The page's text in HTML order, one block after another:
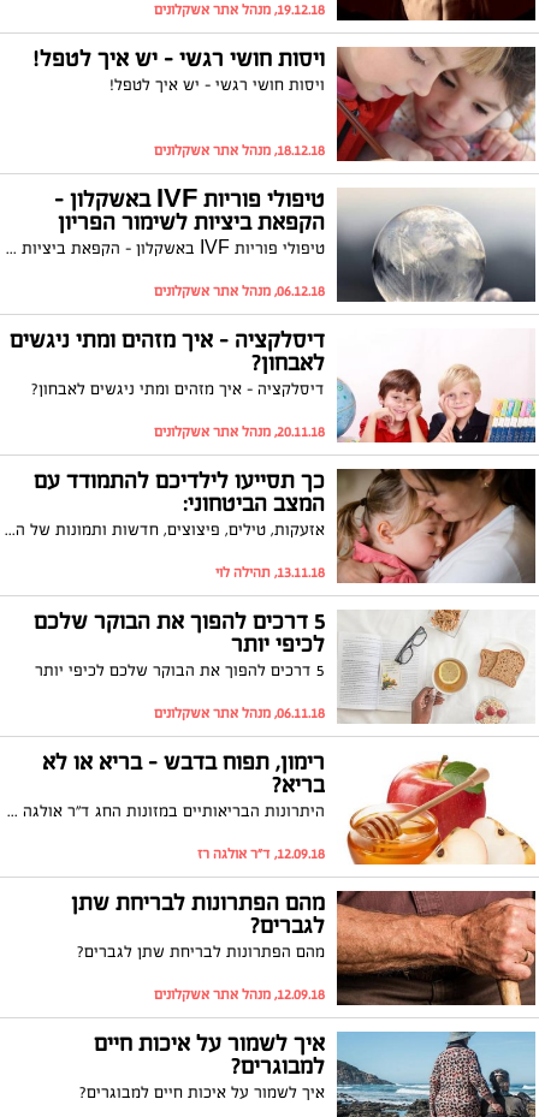
19.12.18, מנהל אתר אשקלונים
ויסות חושי רגשי – יש איך לטפל!
ויסות חושי רגשי – יש איך לטפל!
18.12.18, מנהל אתר אשקלונים
טיפולי פוריות IVF באשקלון -
הקפאת ביציות לשימור הפריון
טיפולי פוריות IVF באשקלון - הקפאת ביציות לשימור הפריון
06.12.18, מנהל אתר אשקלונים
דיסלקציה – איך מזהים ומתי ניגשים
לאבחון?
דיסלקציה – איך מזהים ומתי ניגשים לאבחון?
20.11.18, מנהל אתר אשקלונים
כך תסייעו לילדיכם להתמודד עם
המצב הביטחוני:
אזעקות, טילים, פיצוצים, חדשות ותמונות של הרס: כל אלה עלולים בוודאי לגרום לתחושה כללית של פחד וחוסר ביטחון אצל הילדים ולא פחות אצלנו המבוגרים, אשר חווים את המצוקה באופן ממשי. כיצד נכון להסביר לילדים בגילאים השונים על המצב, וממה עדיף להימנע?
13.11.18, תהילה לוי
5 דרכים להפוך את הבוקר שלכם
לכיפי יותר
5 דרכים להפוך את הבוקר שלכם לכיפי יותר
06.11.18, מנהל אתר אשקלונים
רימון, תפוח בדבש – בריא או לא
בריא?
היתרונות הבריאותיים במזונות החג ד"ר אולגה רז ראש תחום תזונה קלינית הפקולטה למדעי הבריאות אוניברסיטת אריאל
12.09.18, ד"ר אולגה רז
מהם הפתרונות לבריחת שתן
לגברים?
מהם הפתרונות לבריחת שתן לגברים?
12.09.18, מנהל אתר אשקלונים
איך לשמור על איכות חיים
למבוגרים?
איך לשמור על איכות חיים למבוגרים?